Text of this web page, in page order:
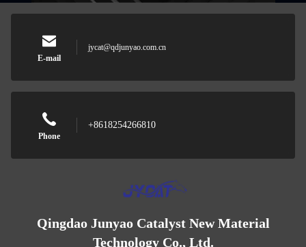
E-mail
jycat@qdjunyao.com.cn
Phone
+8618254266810
Qingdao Junyao Catalyst New Material
Technology Co., Ltd.